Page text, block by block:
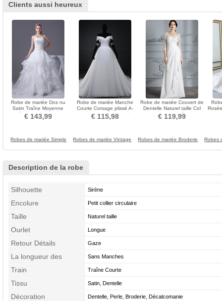
Clients aussi heureux
Robe de mariée Dos nu
Satin Traîne Moyenne
Elégant Multi Couche
€ 143,99
Robe de mariée Manche
Courte Corsage plissé A-
ligne Triangle Inversé
€ 115,98
Robe de mariée Couvert de
Dentelle Naturel taille Col
en V Perlé
€ 119,99
Robes de mariée Simple Robes de mariée Vintage Robes de mariée Broderie Robes
Description de la robe
Silhouette Sirène
Encolure Petit collier circulaire
Taille Naturel taille
Ourlet Longue
Retour Détails Gaze
La longueur des
manches
Sans Manches
Train Traîne Courte
Tissu Satin, Dentelle
Décoration Dentelle, Perle, Broderie, Décalcomanie